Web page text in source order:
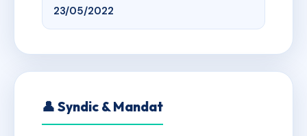
23/05/2022
👤 Syndic & Mandat